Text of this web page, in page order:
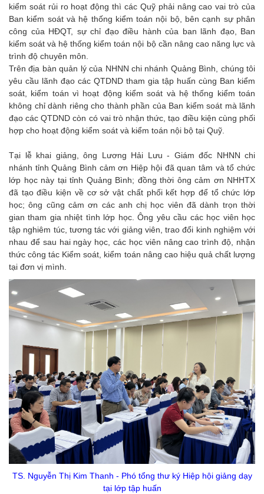
kiểm soát rủi ro hoạt động thì các Quỹ phải nâng cao vai trò của
Ban kiểm soát và hệ thống kiểm toán nội bộ, bên cạnh sự phân
công của HĐQT, sự chỉ đạo điều hành của ban lãnh đạo, Ban
kiểm soát và hệ thống kiểm toán nội bộ cần nâng cao năng lực và
trình độ chuyên môn.
Trên địa bàn quản lý của NHNN chi nhánh Quảng Bình, chúng tôi
yêu cầu lãnh đạo các QTDND tham gia tập huấn cùng Ban kiểm
soát, kiểm toán vì hoạt động kiểm soát và hệ thống kiểm toán
không chỉ dành riêng cho thành phần của Ban kiểm soát mà lãnh
đạo các QTDND còn có vai trò nhận thức, tạo điều kiện cùng phối
hợp cho hoạt động kiểm soát và kiểm toán nội bộ tại Quỹ.
Tại lễ khai giảng, ông Lương Hải Lưu - Giám đốc NHNN chi
nhánh tỉnh Quảng Bình cảm ơn Hiệp hội đã quan tâm và tổ chức
lớp học này tại tỉnh Quảng Bình; đồng thời ông cảm ơn NHHTX
đã tạo điều kiện về cơ sở vật chất phối kết hợp để tổ chức lớp
học; ông cũng cảm ơn các anh chị học viên đã dành trọn thời
gian tham gia nhiệt tình lớp học. Ông yêu cầu các học viên học
tập nghiêm túc, tương tác với giảng viên, trao đổi kinh nghiệm với
nhau để sau hai ngày học, các học viên nâng cao trình độ, nhận
thức công tác Kiểm soát, kiểm toán nâng cao hiệu quả chất lượng
tại đơn vị mình.
TS. Nguyễn Thị Kim Thanh - Phó tổng thư ký Hiệp hội giảng dạy
tại lớp tập huấn